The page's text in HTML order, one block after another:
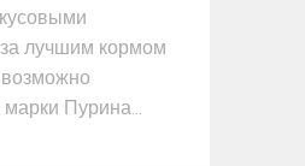
лучшим кормом
Пурина...